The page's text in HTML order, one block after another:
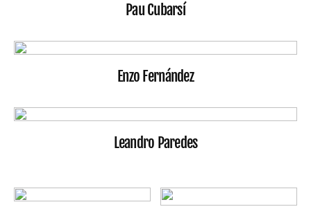
Pau Cubarsí
Enzo Fernández
Leandro Paredes